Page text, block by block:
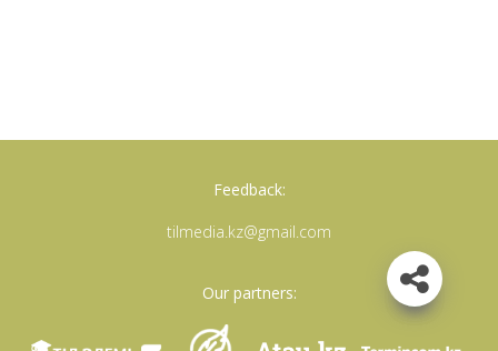
Feedback:
tilmedia.kz@gmail.com
Our partners: